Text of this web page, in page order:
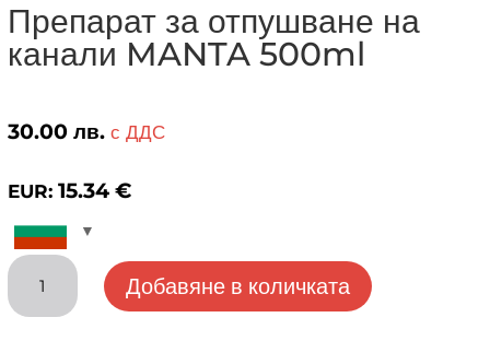
Препарат за отпушване на
канали MANTA 500ml
30.00 лв. с ДДС
EUR: 15.34 €
количество
Препарат
Добавяне в количката